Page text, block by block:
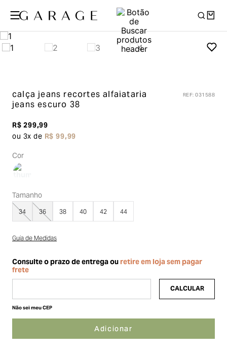
calça jeans recortes alfaiataria
jeans escuro 38
REF:031588
R$299,99
ou 3x de R$99,99
Cor
Tamanho
34 36 38 40 42 44
Guia de Medidas
Não sei meu CEP